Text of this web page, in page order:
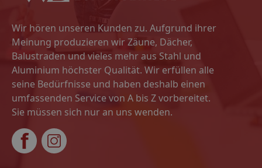
Wir hören unseren Kunden zu. Aufgrund ihrer
Meinung produzieren wir Zäune, Dächer,
Balustraden und vieles mehr aus Stahl und
Aluminium höchster Qualität. Wir erfüllen alle
seine Bedürfnisse und haben deshalb einen
umfassenden Service von A bis Z vorbereitet.
Sie müssen sich nur an uns wenden.